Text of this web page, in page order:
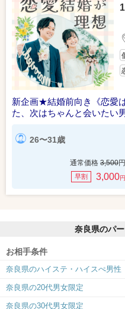
新企画★結婚前向き《恋愛
た、次はちゃんと会いたい
26〜31歳
通常価格 3,500円
早割 3,000円
奈良県のパ
お相手条件
奈良県のハイステ・ハイスぺ男性
奈良県の20代男女限定
奈良県の30代男女限定